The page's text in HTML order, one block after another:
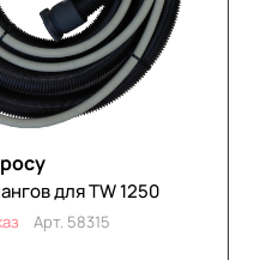
для TW 1250
Арт. 58315